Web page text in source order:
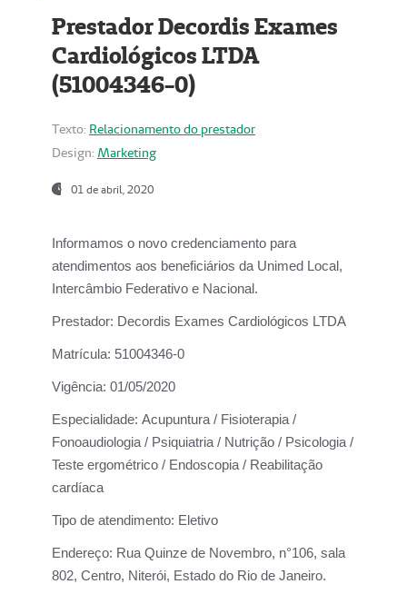
Prestador Decordis Exames
Cardiológicos LTDA
(51004346-0)
Texto: Relacionamento do prestador
Design: Marketing
01 de abril, 2020
Informamos o novo credenciamento para
atendimentos aos beneficiários da Unimed Local,
Intercâmbio Federativo e Nacional.
Prestador: Decordis Exames Cardiológicos LTDA
Matrícula: 51004346-0
Vigência: 01/05/2020
Especialidade: Acupuntura / Fisioterapia /
Fonoaudiologia / Psiquiatria / Nutrição / Psicologia /
Teste ergométrico / Endoscopia / Reabilitação
cardíaca
Tipo de atendimento: Eletivo
Endereço: Rua Quinze de Novembro, n°106, sala
802, Centro, Niterói, Estado do Rio de Janeiro.